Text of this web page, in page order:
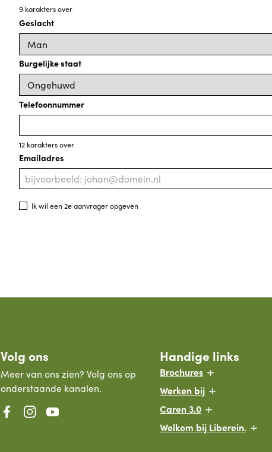
9karakters over
Geslacht
Burgelijke staat
Telefoonnummer
12karakters over
Emailadres
wil Ik wil een 2e aanvrager opgeven
Volg ons
Meer van ons zien? Volg ons op
onderstaande kanalen.
Handige links
Brochures
Werken bij
Caren 3.0
Welkom bij Liberein.